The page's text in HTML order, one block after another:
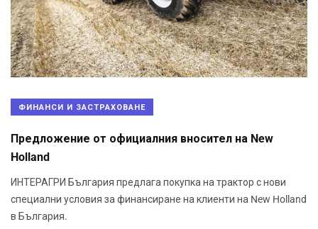
ФИНАНСИ И ЗАСТРАХОВАНЕ
Предложение от официалния вносител на New
Holland
ИНТЕРАГРИ България предлага покупка на трактор с нови
специални условия за финансиране на клиенти на New Holland
в България.